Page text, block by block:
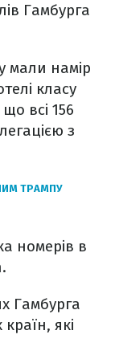
Гамбурга
мали намір
класу
всі 156
з
ТРАМПУ
номерів в
Гамбурга
які